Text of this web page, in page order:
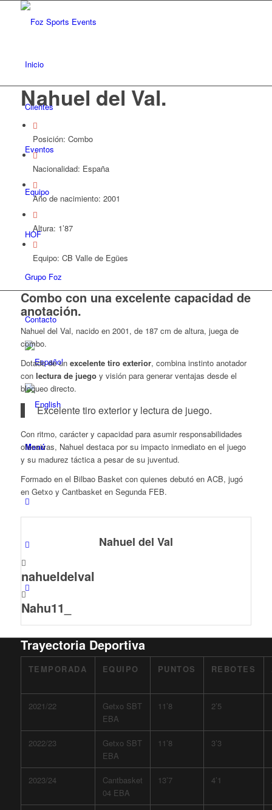
Inicio
Clientes
Eventos
Equipo
HOF
Grupo Foz
Contacto
Menú
Nahuel del Val.
Posición: Combo
Nacionalidad: España
Año de nacimiento: 2001
Altura: 1’87
Equipo: CB Valle de Egües
Combo con una excelente capacidad de
anotación.
Nahuel del Val, nacido en 2001, de 187 cm de altura, juega de
combo.
Dotado de un excelente tiro exterior, combina instinto anotador
con lectura de juegoy visión para generar ventajas desde el
bloqueo directo.
Excelente tiro exterior y lectura de juego.
Con ritmo, carácter y capacidad para asumir responsabilidades
ofensivas, Nahuel destaca por su impacto inmediato en el juego
y su madurez táctica a pesar de su juventud.
Formado en el Bilbao Basket con quienes debutó en ACB, jugó
en Getxo y Cantbasket en Segunda FEB.
Nahuel del Val
nahueldelval
Nahu11_
Trayectoria Deportiva
TEMPORADA EQUIPO PUNTOS REBOTES
2021/22
Getxo SBT
EBA
11’8 2’5
2022/23
Getxo SBT
EBA
11’8 3’3
2023/24
Cantbasket
04 EBA
13’7 4’1